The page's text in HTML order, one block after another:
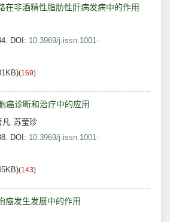
在非酒精性脂肪性肝病发病中的作用
DOI: 10.3969/j.issn.1001-
(169)
癌诊断和治疗中的应用
凡, 苏莹珍
DOI: 10.3969/j.issn.1001-
(143)
癌发生发展中的作用